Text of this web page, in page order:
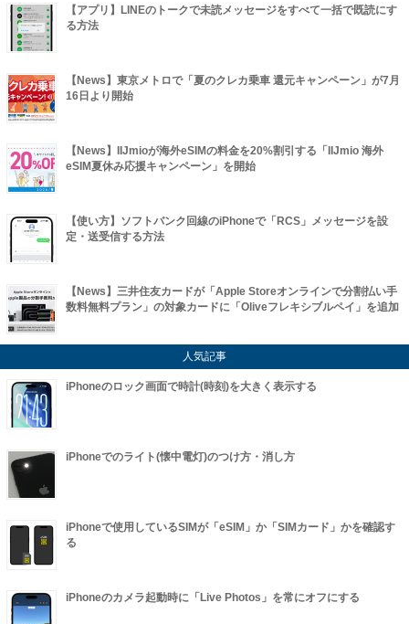
【アプリ】LINEのトークで未読メッセージをすべて一括で既読にす
る方法
【News】東京メトロで「夏のクレカ乗車 還元キャンペーン」が7月
16日より開始
【News】IIJmioが海外eSIMの料金を20%割引する「IIJmio 海外
eSIM夏休み応援キャンペーン」を開始
【使い方】ソフトバンク回線のiPhoneで「RCS」メッセージを設
定・送受信する方法
【News】三井住友カードが「Apple Storeオンラインで分割払い手
数料無料プラン」の対象カードに「Oliveフレキシブルペイ」を追加
人気記事
iPhoneのロック画面で時計(時刻)を大きく表示する
iPhoneでのライト(懐中電灯)のつけ方・消し方
iPhoneで使用しているSIMが「eSIM」か「SIMカード」かを確認す
る
iPhoneのカメラ起動時に「Live Photos」を常にオフにする